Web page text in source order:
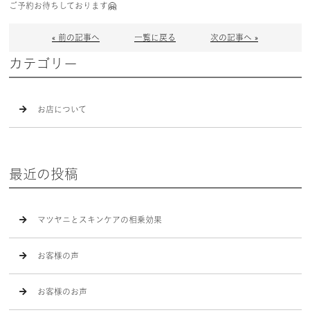
ご予約お待ちしております🤗
« 前の記事へ 一覧に戻る 次の記事へ »
カテゴリー
お店について
最近の投稿
マツヤニとスキンケアの相乗効果
お客様の声
お客様のお声